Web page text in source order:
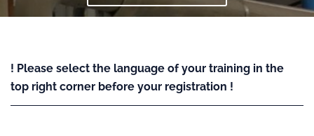
! Please select the language of your training in the
top right corner before your registration !